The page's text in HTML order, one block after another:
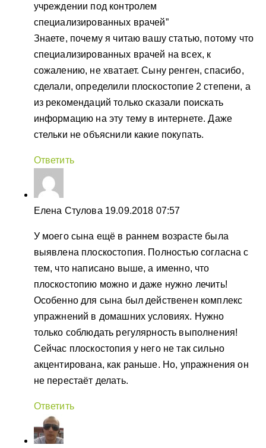
учреждении под контролем
специализированных врачей”
Знаете, почему я читаю вашу статью, потому что
специализированных врачей на всех, к
сожалению, не хватает. Сыну ренген, спасибо,
сделали, определили плоскостопие 2 степени, а
из рекомендаций только сказали поискать
информацию на эту тему в интернете. Даже
стельки не объяснили какие покупать.
Ответить
Елена Стулова 19.09.2018 07:57
У моего сына ещё в раннем возрасте была
выявлена плоскостопия. Полностью согласна с
тем, что написано выше, а именно, что
плоскостопию можно и даже нужно лечить!
Особенно для сына был действенен комплекс
упражнений в домашних условиях. Нужно
только соблюдать регулярность выполнения!
Сейчас плоскостопия у него не так сильно
акцентирована, как раньше. Но, упражнения он
не перестаёт делать.
Ответить